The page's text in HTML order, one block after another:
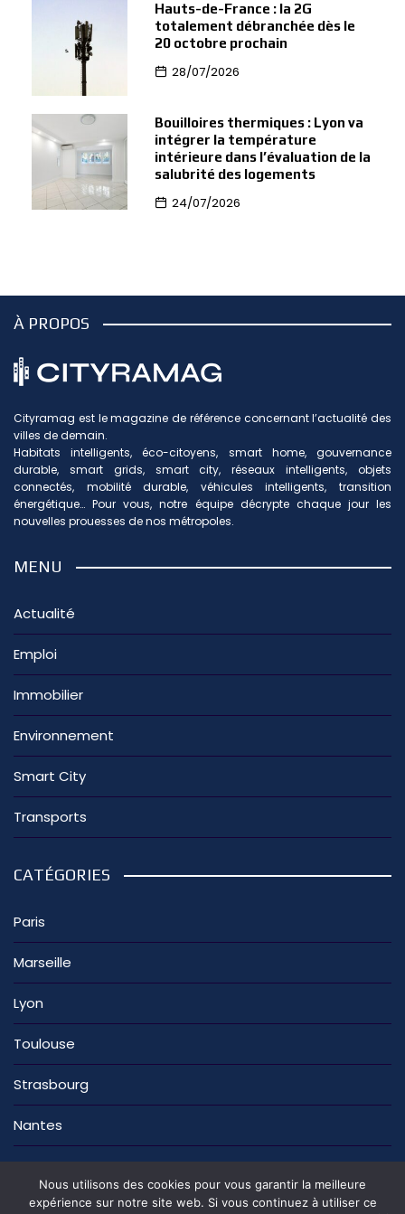
Hauts-de-France : la 2G
totalement débranchée dès le
20 octobre prochain
28/07/2026
Bouilloires thermiques : Lyon va
intégrer la température
intérieure dans l’évaluation de la
salubrité des logements
24/07/2026
À PROPOS
Cityramag est le magazine de référence concernant l’actualité des
villes de demain.
Habitats intelligents, éco-citoyens, smart home, gouvernance
durable, smart grids, smart city, réseaux intelligents, objets
connectés, mobilité durable, véhicules intelligents, transition
énergétique… Pour vous, notre équipe décrypte chaque jour les
nouvelles prouesses de nos métropoles.
MENU
Actualité
Emploi
Immobilier
Environnement
Smart City
Transports
CATÉGORIES
Paris
Marseille
Lyon
Toulouse
Strasbourg
Nantes
Nous utilisons des cookies pour vous garantir la meilleure
expérience sur notre site web. Si vous continuez à utiliser ce